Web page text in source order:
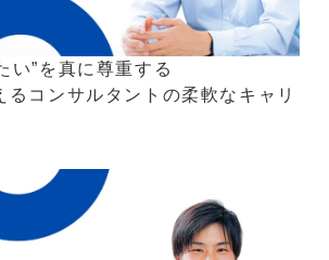
い”を真に尊重する
コンサルタントの柔軟なキャリ